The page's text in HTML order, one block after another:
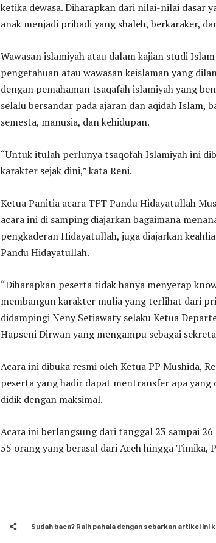
ketika dewasa. Diharapkan dari nilai-nilai dasar
anak menjadi pribadi yang shaleh, berkaraker,
Wawasan islamiyah atau dalam kajian studi
pengetahuan atau wawasan keislaman yang
dengan pemahaman tsaqafah islamiyah yang
selalu bersandar pada ajaran dan aqidah Islam,
semesta, manusia, dan kehidupan.
“Untuk itulah perlunya tsaqofah Islamiyah ini
karakter sejak dini,” kata Reni.
Ketua Panitia acara TFT Pandu Hidayatullah
acara ini di samping diajarkan bagaimana
pengkaderan Hidayatullah, juga diajarkan
Pandu Hidayatullah.
“Diharapkan peserta tidak hanya menyerap
membangun karakter mulia yang terlihat dari
didampingi Neny Setiawaty selaku Ketua
Hapseni Dirwan yang mengampu sebagai
Acara ini dibuka resmi oleh Ketua PP Mushida,
peserta yang hadir dapat mentransfer apa yang
didik dengan maksimal.
Acara ini berlangsung dari tanggal 23 sampai
55 orang yang berasal dari Aceh hingga Timika,
Sudah baca? Raih pahala dengan sebarkan artikel ini